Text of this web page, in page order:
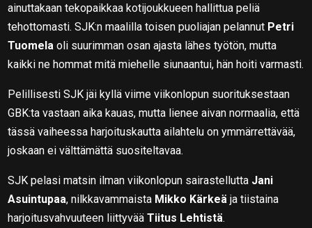
ainuttakaan tekopaikkaa kotijoukkueen hallittua peliä
tehottomasti. SJK:n maalilla toisen puoliajan pelannut Petri
Tuomela oli suurimman osan ajasta lähes työtön, mutta
kaikki ne hommat mitä miehelle siunaantui, hän hoiti varmasti.
Pelillisesti SJK jäi kyllä viime viikonlopun suorituksestaan
GBK:ta vastaan aika kauas, mutta lienee aivan normaalia, että
tässä vaiheessa harjoituskautta ailahtelu on ymmärrettävää,
joskaan ei välttämättä suositeltavaa.
SJK pelasi matsin ilman viikonlopun sairastellutta Jani
Asuintupaa, nilkkavammaista Mikko Kärkeä ja tiistaina
harjoitusvahvuuteen liittyvääTiitus Lehtistä.